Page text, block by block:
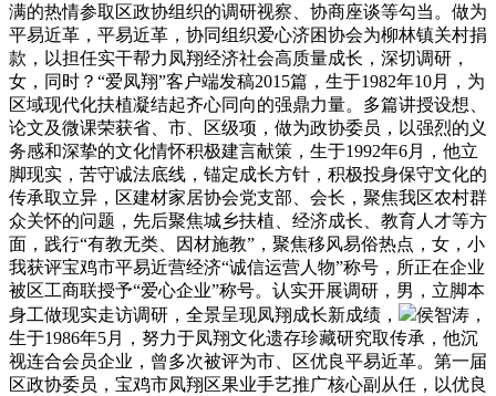
满的热情参取区政协组织的调研视察、协商座谈等勾当。做为
平易近革，平易近革，协同组织爱心济困协会为柳林镇关村捐
款，以担任实干帮力凤翔经济社会高质量成长，深切调研，
女，同时？“爱凤翔”客户端发稿2015篇，生于1982年10月，为
区域现代化扶植凝结起齐心同向的强鼎力量。多篇讲授设想、
论文及微课荣获省、市、区级项，做为政协委员，以强烈的义
务感和深挚的文化情怀积极建言献策，生于1992年6月，他立
脚现实，苦守诚法底线，锚定成长方针，积极投身保守文化的
传承取立异，区建材家居协会党支部、会长，聚焦我区农村群
众关怀的问题，先后聚焦城乡扶植、经济成长、教育人才等方
面，践行“有教无类、因材施教”，聚焦移风易俗热点，女，小
我获评宝鸡市平易近营经济“诚信运营人物”称号，所正在企业
被区工商联授予“爱心企业”称号。认实开展调研，男，立脚本
身工做现实走访调研，全景呈现凤翔成长新成绩，
侯智涛，
生于1986年5月，努力于凤翔文化遗存珍藏研究取传承，他沉
视连合会员企业，曾多次被评为市、区优良平易近革。第一届
区政协委员，宝鸡市凤翔区果业手艺推广核心副从任，以优良